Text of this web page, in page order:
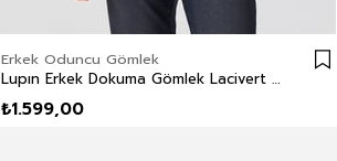
Erkek Oduncu Gömlek
Lupın Erkek Dokuma Gömlek Lacivert Ekoseli
₺1.599,00